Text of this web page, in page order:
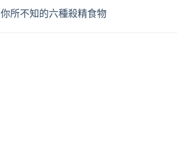
你所不知的六種殺精食物